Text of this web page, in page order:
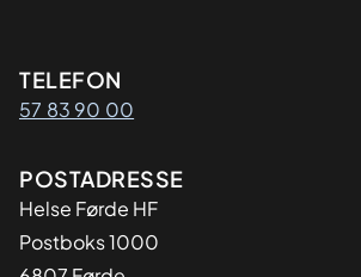
Kontaktinformasjon
TELEFON
57 83 90 00
Adresse
POSTADRESSE
Helse Førde HF
Postboks 1000